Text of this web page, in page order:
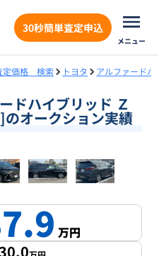
30秒簡単査定申込
メニュー
定価格 検索 トヨタ アルファードハ
ドハイブリッド Ｚ
オークション実績
1/17
万円